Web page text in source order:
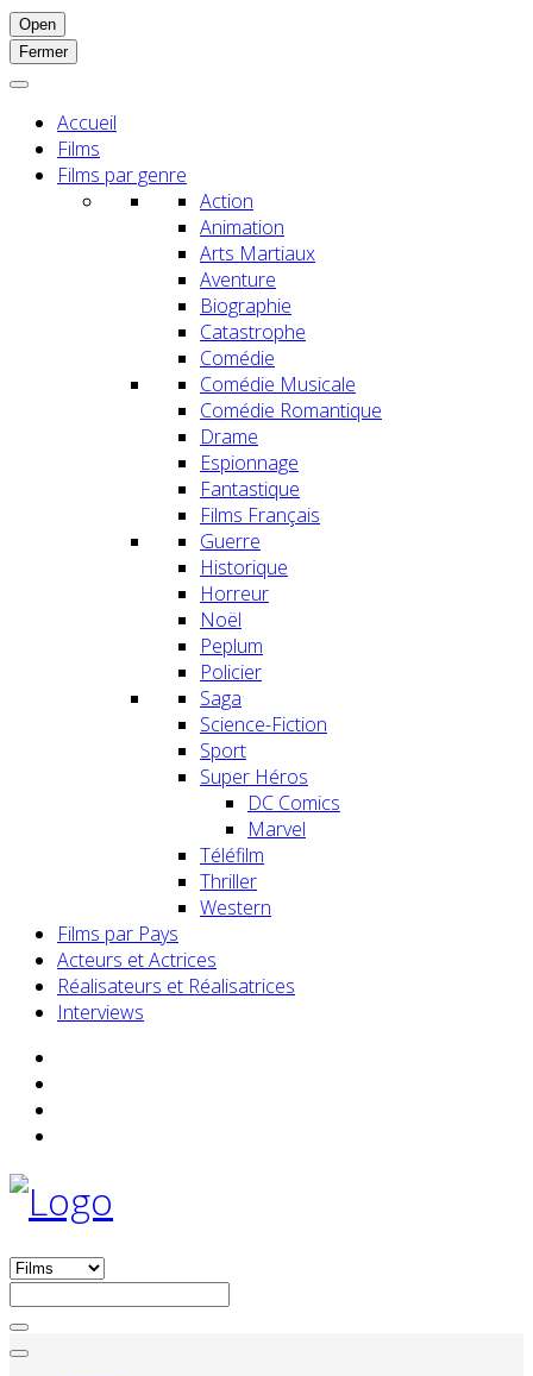
Open
Fermer
Accueil
Films
Films par genre
Action
Animation
Arts Martiaux
Aventure
Biographie
Catastrophe
Comédie
Comédie Musicale
Comédie Romantique
Drame
Espionnage
Fantastique
Films Français
Guerre
Historique
Horreur
Noël
Peplum
Policier
Saga
Science-Fiction
Sport
Super Héros
DC Comics
Marvel
Téléfilm
Thriller
Western
Films par Pays
Acteurs et Actrices
Réalisateurs et Réalisatrices
Interviews